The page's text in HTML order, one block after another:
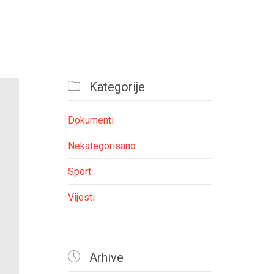
 Kategorije
Dokumenti
Nekategorisano
Sport
Vijesti
 Arhive